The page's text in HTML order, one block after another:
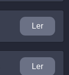
Ler
Ler